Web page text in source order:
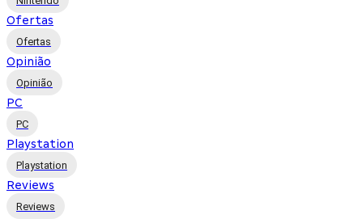
Ofertas
Ofertas
Opinião
Opinião
PC
PC
Playstation
Playstation
Reviews
Reviews